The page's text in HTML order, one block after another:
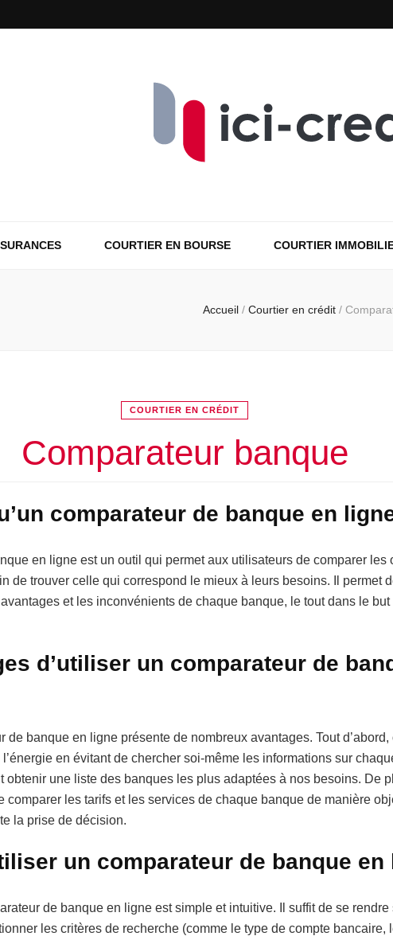
COURTIER EN BOURSE COURTIER
Accueil / Courtier en crédit /
COURTIER EN CRÉDIT
Comparateur banque
comparateur de banque en
en ligne est un outil qui permet aux utilisateurs de comparer les
de trouver celle qui correspond le mieux à leurs besoins. Il permet
et les inconvénients de chaque banque, le tout dans le
d’utiliser un comparateur de
de banque en ligne présente de nombreux avantages. Tout
en évitant de chercher soi-même les informations sur
obtenir une liste des banques les plus adaptées à nos besoins. De
comparer les tarifs et les services de chaque banque de manière
la prise de décision.
un comparateur de banque en
de banque en ligne est simple et intuitive. Il suffit de se
les critères de recherche (comme le type de compte bancaire,